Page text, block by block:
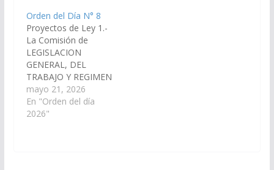
RAUL NOLASCO,
ESTEBAN D´ANDREA
CORNEJO, JORGE
PABLO SOTO, JUAN
CRUZ CURA, HECTOR
DANIEL D´AURIA, LUIS
ARNALDO
ALTAMIRANO,
WALTER JOAQUIN
Orden del Día N° 8
Proyectos de Ley 1.-
La Comisión de
LEGISLACION
GENERAL, DEL
TRABAJO Y REGIMEN
PREVISIONAL, ha
considerado el
Proyecto de Ley en
mayo 21, 2026
En "Orden del día
2026"